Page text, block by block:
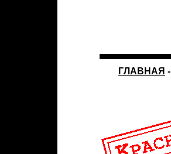
ГЛАВНАЯ -